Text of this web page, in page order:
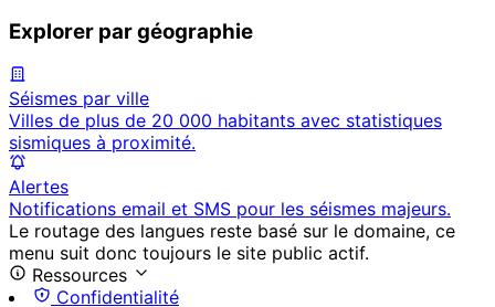
Explorer par géographie
Séismes par ville
Villes de plus de 20 000 habitants avec statistiques
sismiques à proximité.
Alertes
Notifications email et SMS pour les séismes majeurs.
Le routage des langues reste basé sur le domaine, ce
menu suit donc toujours le site public actif.
Ressources
Confidentialité